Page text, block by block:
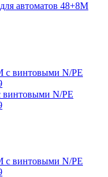
автоматов 48+8М
N/PE